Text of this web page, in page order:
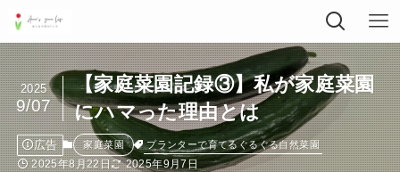
【家庭菜園記録③】私が家庭菜園
にハマった理由とは
2025
9/07
広告 家庭菜園 プランターで育てるぐるぐる自然菜園
2025年8月22日 2025年9月7日